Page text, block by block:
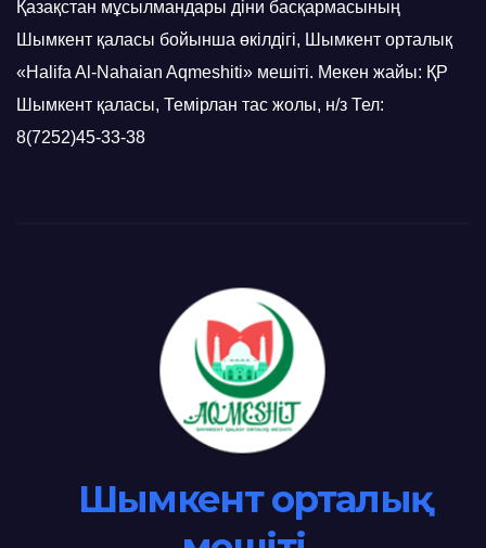
Қазақстан мұсылмандары діни басқармасының
Шымкент қаласы бойынша өкілдігі, Шымкент орталық
«Halifa Al-Nahaian Aqmeshiti» мешіті. Мекен жайы: ҚР
Шымкент қаласы, Темірлан тас жолы, н/з Тел:
8(7252)45-33-38
Шымкент орталық